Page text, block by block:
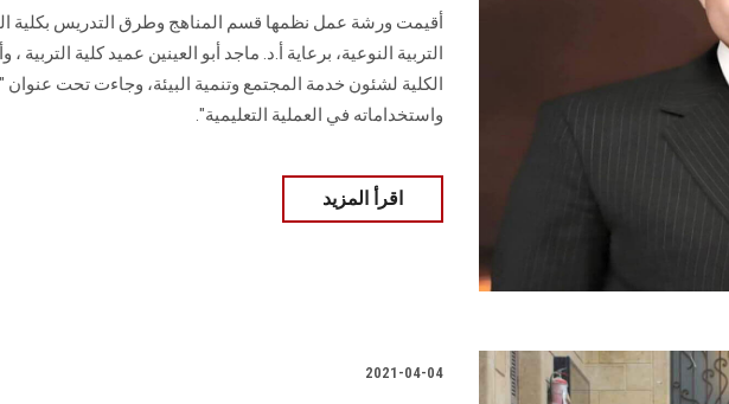
أقيمت ورشة عمل نظمها قسم المناهج وطرق التدريس بكلية
التربية النوعية، برعاية أ.د. ماجد أبو العينين عميد كلية
الكلية لشئون خدمة المجتمع وتنمية البيئة، وجاءت تحت عنوان
واستخداماته في العملية التعليمية".
اقرأ المزيد
2021-04-04